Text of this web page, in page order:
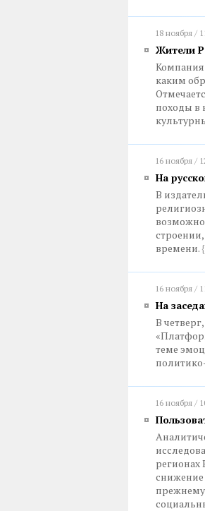
18 ноября /
Жители
Компания
каким
походы в
16 ноября /
На
В
времени. {
16 ноября /
На
В
теме
16 ноября /
регионах
снижение